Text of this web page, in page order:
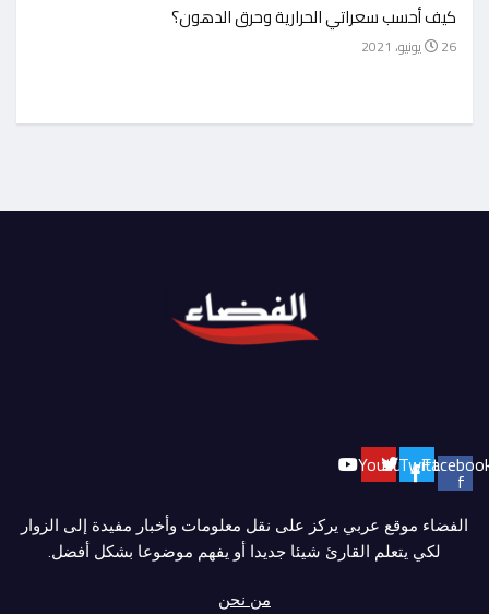
كيف أحسب سعراتي الحرارية وحرق الدهون؟
26 يونيو، 2021
f
Twitter
Youtube
الفضاء موقع عربي يركز على نقل معلومات وأخبار مفيدة إلى الزوار
لكي يتعلم القارئ شيئا جديدا أو يفهم موضوعا بشكل أفضل.
من نحن